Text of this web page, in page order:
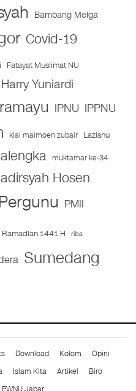
Bambang Melga
Covid-19
Fatayat Muslimat NU
Harry Yuniardi
IPNU IPPNU
kiai maimoen zubair
Lazisnu
muktamar ke-34
Hosen
Pergunu PMII
Ramadlan 1441 H riba
Sumedang
Download Kolom
Opini
Islam Kita Artikel
Biro
Jabar